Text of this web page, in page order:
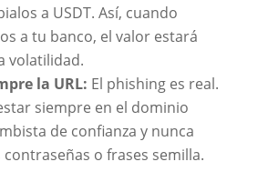
a USDT. Así, cuando
a tu banco, el valor estará
volatilidad.
la URL: El phishing es real.
siempre en el dominio
de confianza y nunca
o frases semilla.